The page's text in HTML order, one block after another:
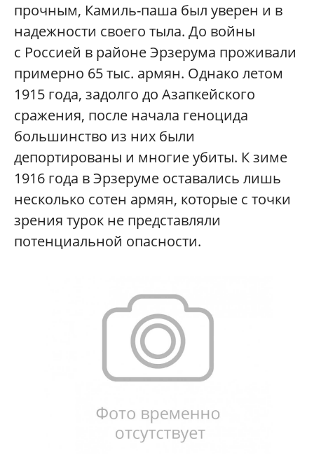
прочным, Камиль-паша был уверен и в
надежности своего тыла. До войны
с Россией в районе Эрзерума проживали
примерно 65 тыс. армян. Однако летом
1915 года, задолго до Азапкейского
сражения, после начала геноцида
большинство из них были
депортированы и многие убиты. К зиме
1916 года в Эрзеруме оставались лишь
несколько сотен армян, которые с точки
зрения турок не представляли
потенциальной опасности.